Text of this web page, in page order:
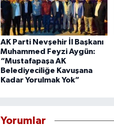
AK Parti Nevşehir İl Başkanı
Muhammed Feyzi Aygün:
“Mustafapaşa AK
Belediyeciliğe Kavuşana
Kadar Yorulmak Yok”
Yorumlar